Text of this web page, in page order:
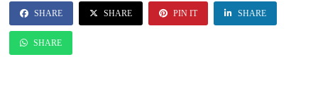
SHARE SHARE PIN IT SHARE
SHARE